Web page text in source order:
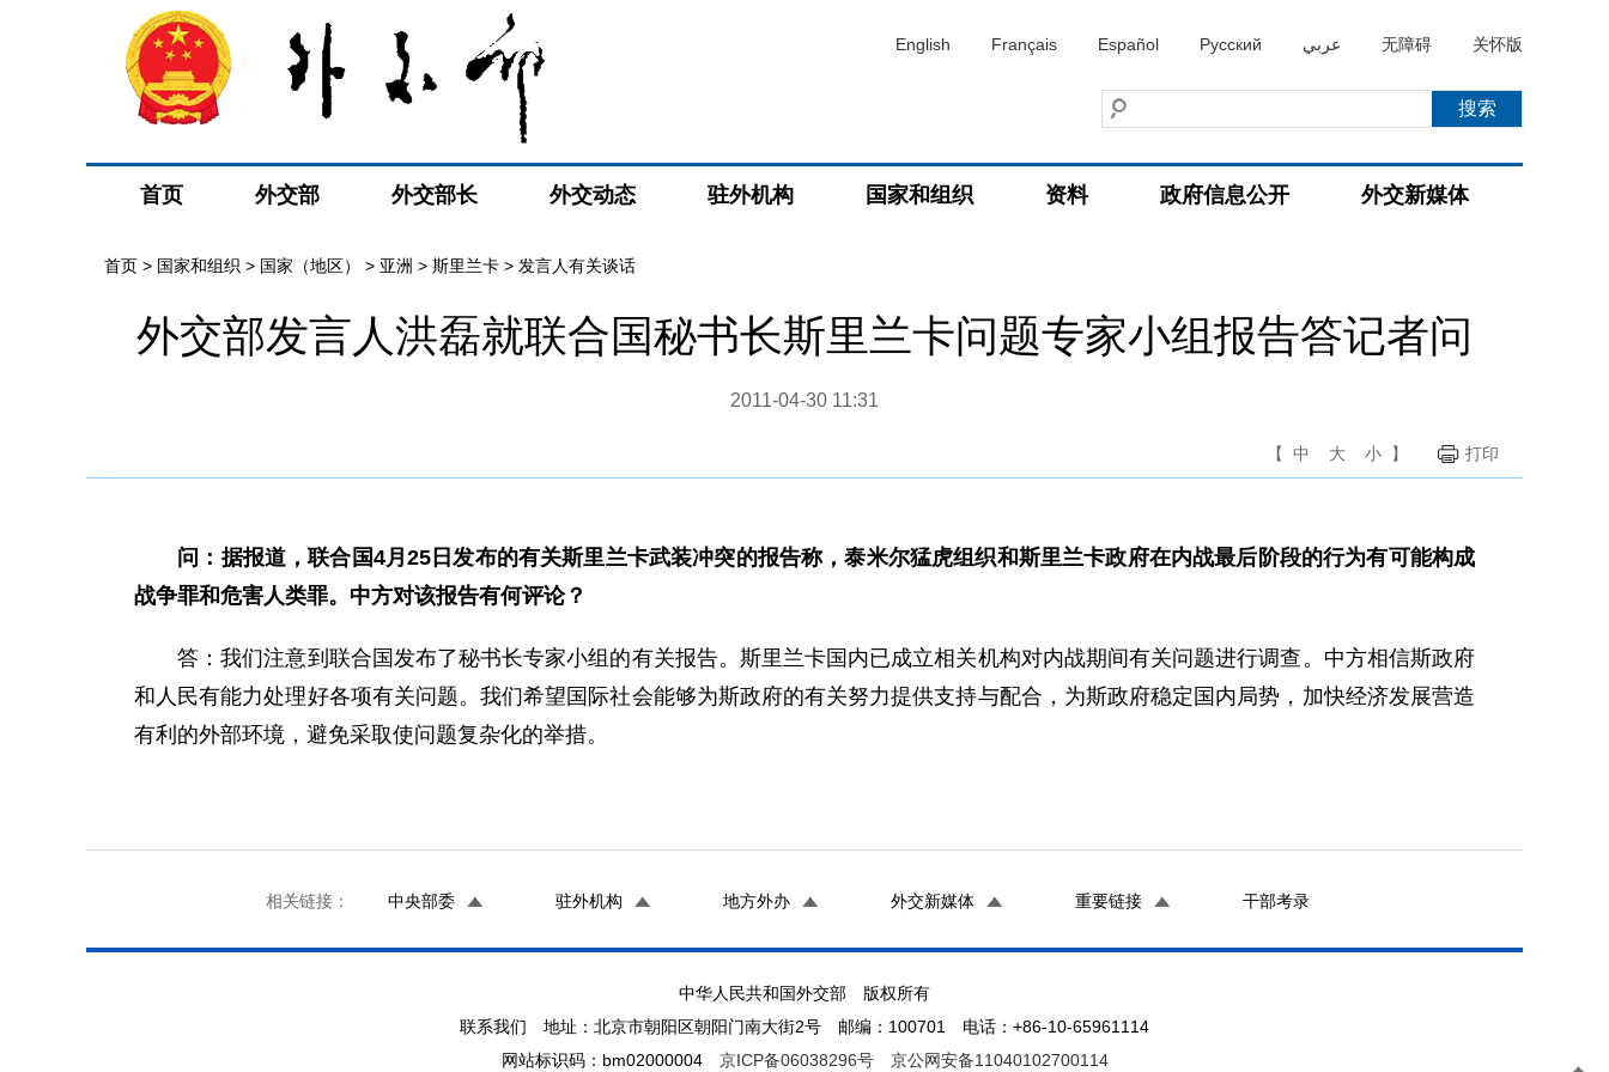
English Français Español Русский عربي 无障碍 关怀版
首页 外交部 外交部长 外交动态 驻外机构 国家和组织 资料 政府信息公开 外交新媒体
首页 > 国家和组织 > 国家（地区） > 亚洲 > 斯里兰卡 > 发言人有关谈话
外交部发言人洪磊就联合国秘书长斯里兰卡问题专家小组报告答记者问
2011-04-30 11:31
【 中 大 小 】 打印
问：据报道，联合国4月25日发布的有关斯里兰卡武装冲突的报告称，泰米尔猛虎组织和斯里兰卡政府在内战最后阶段的行为有可能构成
战争罪和危害人类罪。中方对该报告有何评论？
答：我们注意到联合国发布了秘书长专家小组的有关报告。斯里兰卡国内已成立相关机构对内战期间有关问题进行调查。中方相信斯政府
和人民有能力处理好各项有关问题。我们希望国际社会能够为斯政府的有关努力提供支持与配合，为斯政府稳定国内局势，加快经济发展营造
有利的外部环境，避免采取使问题复杂化的举措。
相关链接： 中央部委 驻外机构 地方外办 外交新媒体 重要链接 干部考录
中华人民共和国外交部 版权所有
联系我们 地址：北京市朝阳区朝阳门南大街2号 邮编：100701 电话：+86-10-65961114
网站标识码：bm02000004 京ICP备06038296号 京公网安备11040102700114